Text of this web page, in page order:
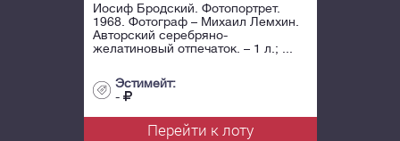
Иосиф Бродский. Фотопортрет.
1968. Фотограф – Михаил Лемхин.
Авторский серебряно-
желатиновый отпечаток. – 1 л.; ...
Эстимейт:
-
Перейти к лоту